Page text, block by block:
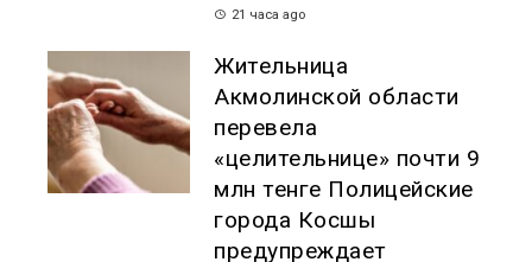
21 часа ago
Жительница
Акмолинской области
перевела
«целительнице» почти 9
млн тенге Полицейские
города Косшы
предупреждает